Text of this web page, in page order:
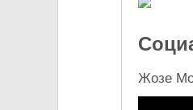
Жозе